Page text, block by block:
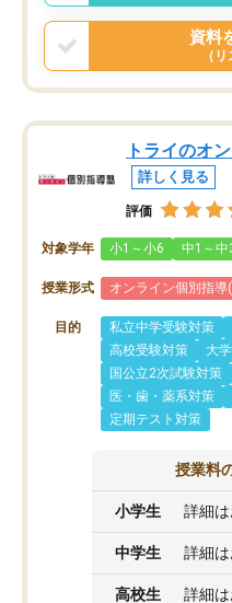
資料
（
トライのオ
詳しく見る
評価
対象学年 小1～小6 中1～中
授業形式 オンライン個別指導
目的 私立中学受験対策
高校受験対策
大
国公立2次試験対策
医・歯・薬系対策
定期テスト対策
授業料
小学生 詳細
中学生 詳細
高校生 詳細